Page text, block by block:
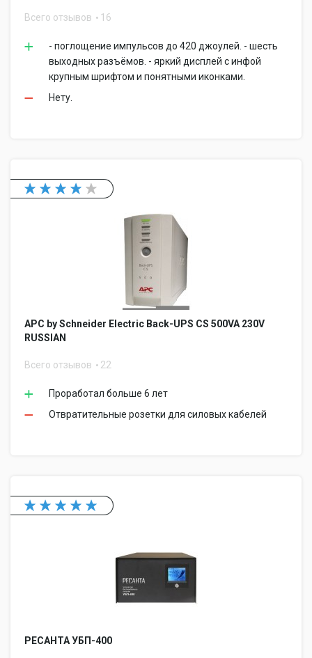
Всего отзывов 16
- поглощение импульсов до 420 джоулей. - шесть
выходных разъёмов. - яркий дисплей с инфой
крупным шрифтом и понятными иконками.
Нету.
APC by Schneider Electric Back-UPS CS 500VA 230V
RUSSIAN
Всего отзывов 22
Проработал больше 6 лет
Отвратительные розетки для силовых кабелей
РЕСАНТА УБП-400